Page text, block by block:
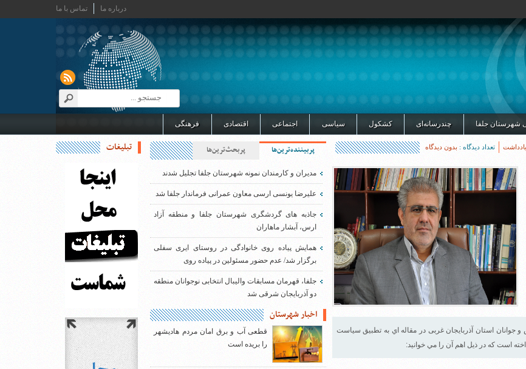
تماس با ما درباره ما
شهرستان جلفا چندرسانه‌ای کشکول سیاسی اجتماعی اقتصادی فرهنگی
یادداشت تعداد دیدگاه : بدون دیدگاه
استان آذربایجان غربی در مقاله اي به تطبيق سياست
است كه در ذيل اهم آن را مي خوانيد:
تبلیغات پربیننده‌ترین‌ها پربحث‌ترین‌ها
مدیران و کارمندان نمونه شهرستان جلفا تجلیل شدند
علیرضا یونسی ارسی معاون عمرانی فرماندار جلفا شد
جاذبه های گردشگری شهرستان جلفا و منطقه آزاد
ارس، آبشار ماهاران
همایش پیاده روی خانوادگی در روستای ایری سفلی
برگزار شد/ عدم حضور مسئولین در پیاده روی
جلفا، قهرمان مسابقات والیبال انتخابی نوجوانان منطقه
دو آذربایجان شرقی شد
اخبار شهرستان
قطعی آب و برق امان مردم هادیشهر
را بریده است